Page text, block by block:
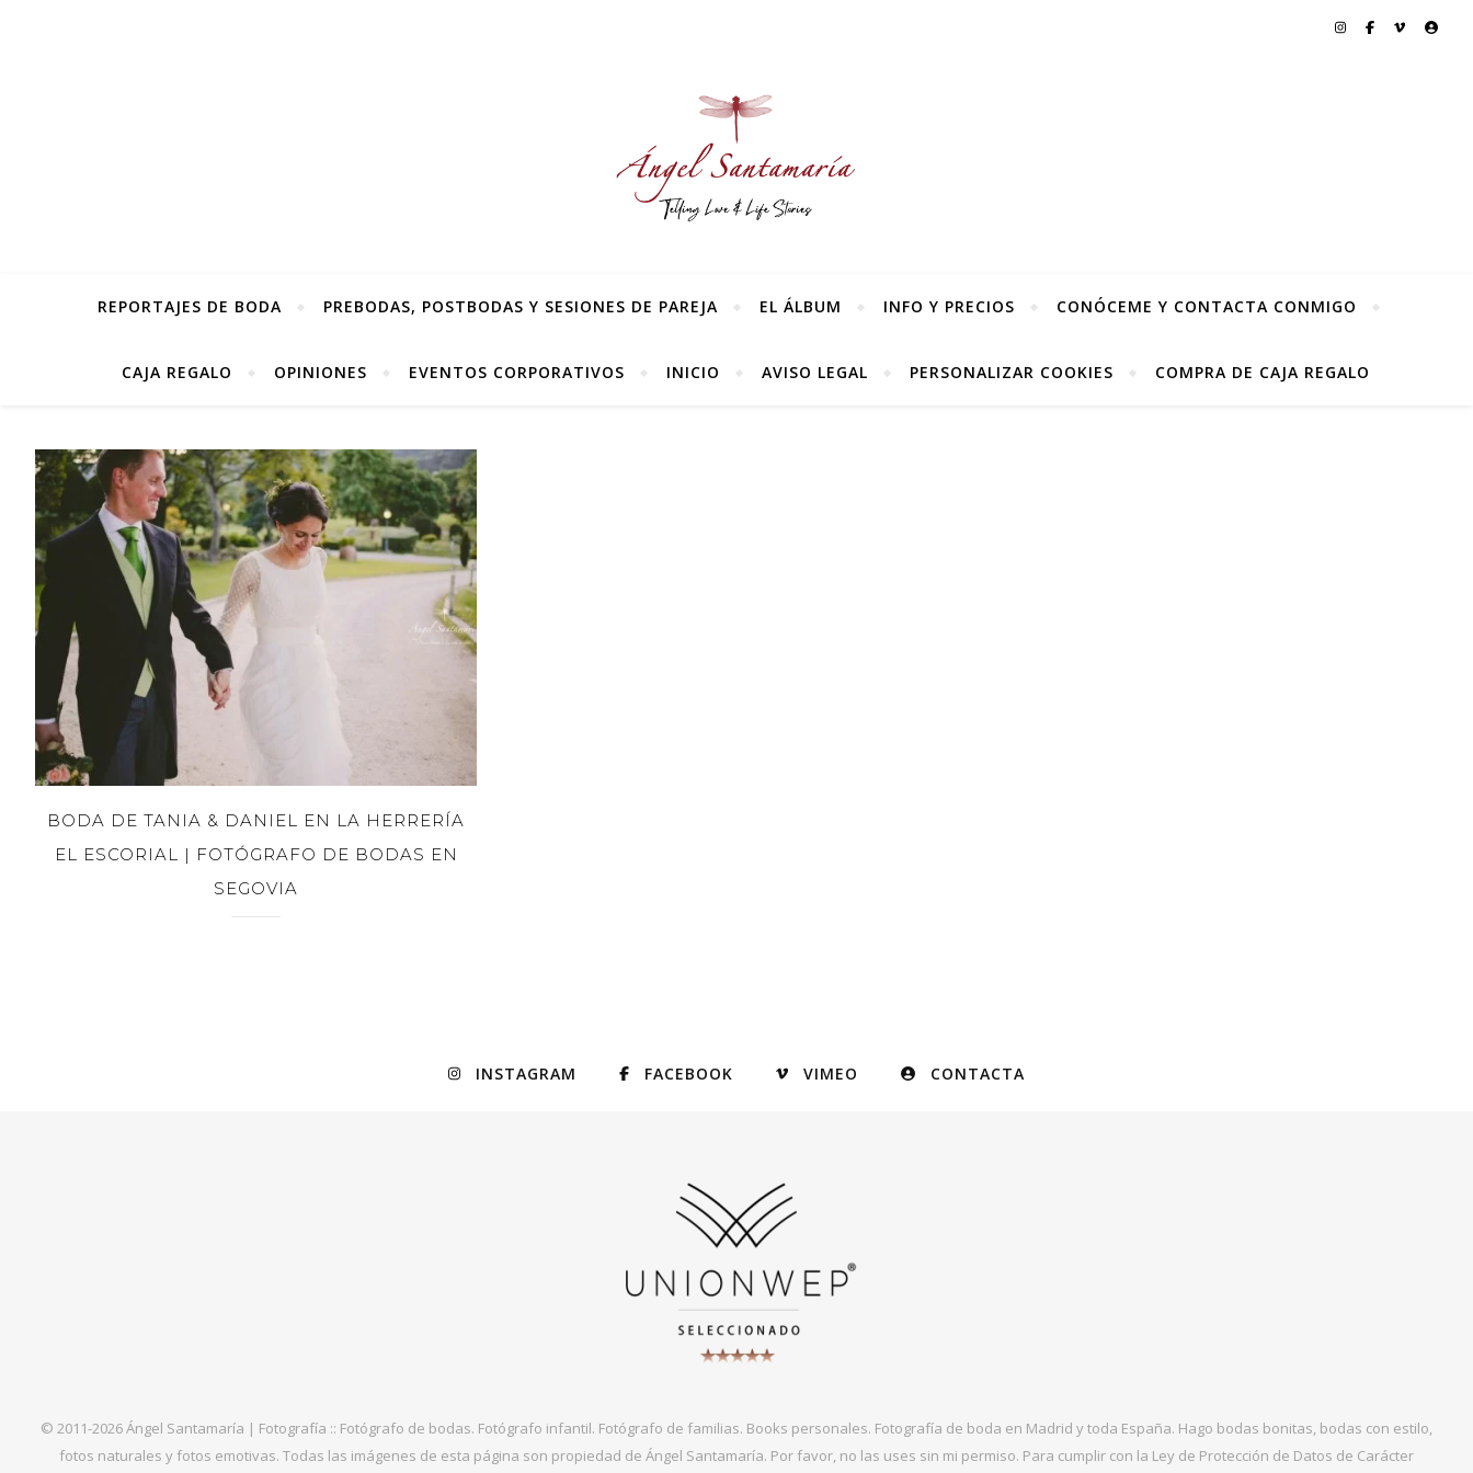
REPORTAJES DE BODA PREBODAS, POSTBODAS Y SESIONES DE PAREJA EL ÁLBUM INFO Y PRECIOS CONÓCEME Y CONTACTA CONMIGO
CAJA REGALO OPINIONES EVENTOS CORPORATIVOS INICIO AVISO LEGAL PERSONALIZAR COOKIES COMPRA DE CAJA REGALO
BODA DE TANIA & DANIEL EN LA HERRERÍA
EL ESCORIAL | FOTÓGRAFO DE BODAS EN
SEGOVIA
INSTAGRAM FACEBOOK VIMEO CONTACTA
© 2011-2026 Ángel Santamaría | Fotografía :: Fotógrafo de bodas. Fotógrafo infantil. Fotógrafo de familias. Books personales. Fotografía de boda en Madrid y toda España. Hago bodas bonitas, bodas con estilo,
fotos naturales y fotos emotivas. Todas las imágenes de esta página son propiedad de Ángel Santamaría. Por favor, no las uses sin mi permiso. Para cumplir con la Ley de Protección de Datos de Carácter